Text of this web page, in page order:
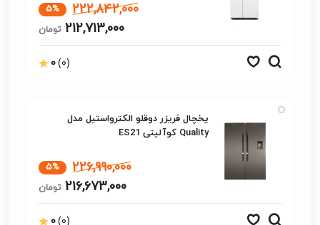
222,842,000
5%
212,713,000 تومان
0(0)
یخچال فریزر دوقلو الکترواستیل مدل
Quality کوآلیتی ES21
226,990,000
5%
216,673,000 تومان
0(0)